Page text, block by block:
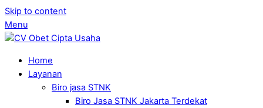
Skip to content
Menu
Home
Layanan
Biro jasa STNK
Biro Jasa STNK Jakarta Terdekat